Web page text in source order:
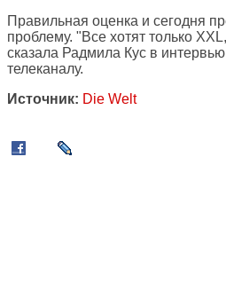
Правильная оценка и сегодня
проблему. "Все хотят только
сказала Радмила Кус в
телеканалу.
Источник: Die Welt